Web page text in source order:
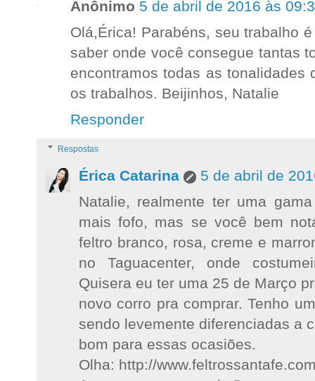
Anônimo 5 de abril de 2016 às
Olá,Érica! Parabéns, seu trabalho
saber onde você consegue tantas
encontramos todas as
os trabalhos. Beijinhos, Natalie
Responder
Respostas
Érica Catarina
5 de abril de
Natalie, realmente ter uma
mais fofo, mas se você bem
feltro branco, rosa, creme e
no Taguacenter, onde
Quisera eu ter uma 25 de Março
novo corro pra comprar. Tenho
sendo levemente diferenciadas a
bom para essas ocasiões.
Olha: http://